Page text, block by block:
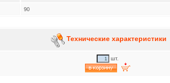
90
Технические характеристики
шт.